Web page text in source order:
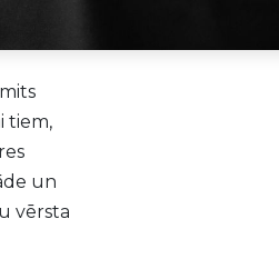
tiem,
un
vērsta